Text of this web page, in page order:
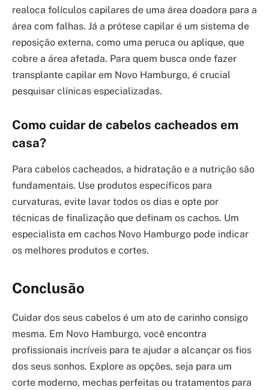
realoca folículos capilares de uma área doadora para a
área com falhas. Já a prótese capilar é um sistema de
reposição externa, como uma peruca ou aplique, que
cobre a área afetada. Para quem busca onde fazer
transplante capilar em Novo Hamburgo, é crucial
pesquisar clínicas especializadas.
Como cuidar de cabelos cacheados em
casa?
Para cabelos cacheados, a hidratação e a nutrição são
fundamentais. Use produtos específicos para
curvaturas, evite lavar todos os dias e opte por
técnicas de finalização que definam os cachos. Um
especialista em cachos Novo Hamburgo pode indicar
os melhores produtos e cortes.
Conclusão
Cuidar dos seus cabelos é um ato de carinho consigo
mesma. Em Novo Hamburgo, você encontra
profissionais incríveis para te ajudar a alcançar os fios
dos seus sonhos. Explore as opções, seja para um
corte moderno, mechas perfeitas ou tratamentos para